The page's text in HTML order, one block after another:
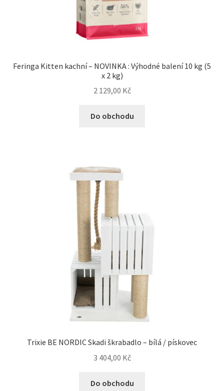
Feringa Kitten kachní – NOVINKA : Výhodné balení 10 kg (5
x 2 kg)
2 129,00 Kč
Do obchodu
Trixie BE NORDIC Skadi škrabadlo – bílá / pískovec
3 404,00 Kč
Do obchodu